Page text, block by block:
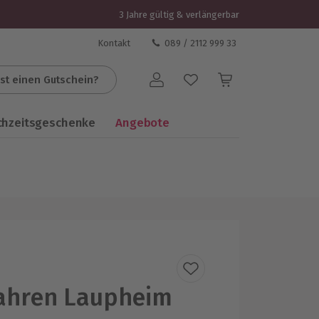
3 Jahre gültig & verlängerbar
Kontakt 089 / 2112 999 33
einen Gutschein? Benutzerkonto
Angebote
Laupheim